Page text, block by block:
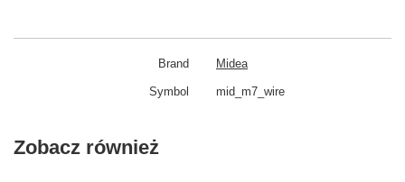
Brand Midea
Symbol mid_m7_wire
Zobacz również